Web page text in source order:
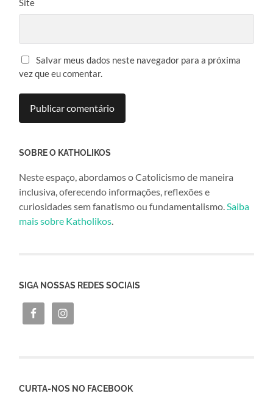
Salvar meus dados neste navegador para a próxima
vez que eu comentar.
SOBRE O KATHOLIKOS
Neste espaço, abordamos o Catolicismo de maneira
inclusiva, oferecendo informações, reflexões e
curiosidades sem fanatismo ou fundamentalismo.Saiba
mais sobre Katholikos.
SIGA NOSSAS REDES SOCIAIS
CURTA-NOS NO FACEBOOK